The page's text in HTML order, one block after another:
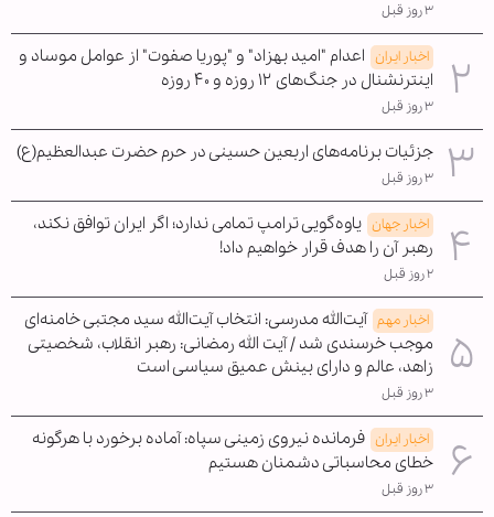
۳ روز قبل
اخبار ایران اعدام "امید بهزاد" و "پوریا صفوت" از عوامل موساد و
اینترنشنال در جنگ‌های ۱۲ روزه و ۴۰ روزه
۳ روز قبل
جزئیات برنامه‌های اربعین حسینی در حرم حضرت عبدالعظیم(ع)
۳ روز قبل
اخبار جهان یاوه‌گویی ترامپ تمامی ندارد؛ اگر ایران توافق نکند،
رهبر آن را هدف قرار خواهیم داد!
۲ روز قبل
اخبار مهم آیت‌الله مدرسی: انتخاب آیت‌الله سید مجتبی خامنه‌ای
موجب خرسندی شد / آیت الله رمضانی: رهبر انقلاب، شخصیتی
زاهد، عالم و دارای بینش عمیق سیاسی است
۳ روز قبل
اخبار ایران فرمانده نیروی زمینی سپاه: آماده برخورد با هرگونه
خطای محاسباتی دشمنان هستیم
۳ روز قبل